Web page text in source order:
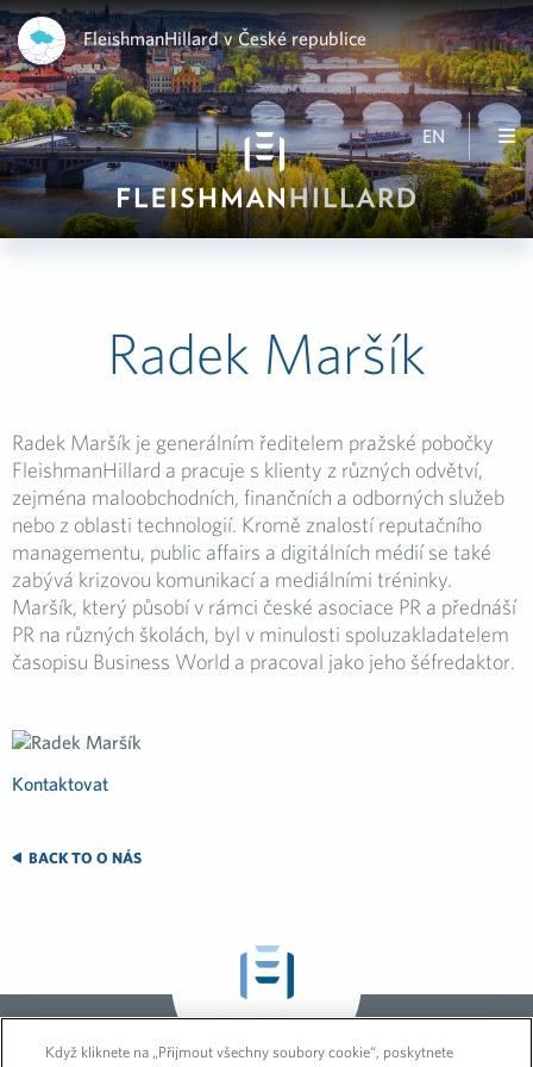
FleishmanHillard v České republice
EN
Radek Maršík
Radek Maršík je generálním ředitelem pražské pobočky
FleishmanHillard a pracuje s klienty z různých odvětví,
zejména maloobchodních, finančních a odborných služeb
nebo z oblasti technologií. Kromě znalostí reputačního
managementu, public affairs a digitálních médií se také
zabývá krizovou komunikací a mediálními tréninky.
Maršík, který působí v rámci české asociace PR a přednáší
PR na různých školách, byl v minulosti spoluzakladatelem
časopisu Business World a pracoval jako jeho šéfredaktor.
Kontaktovat
BACK TO O NÁS
O FH GLOBAL
Když kliknete na „Přijmout všechny soubory cookie“, poskytnete